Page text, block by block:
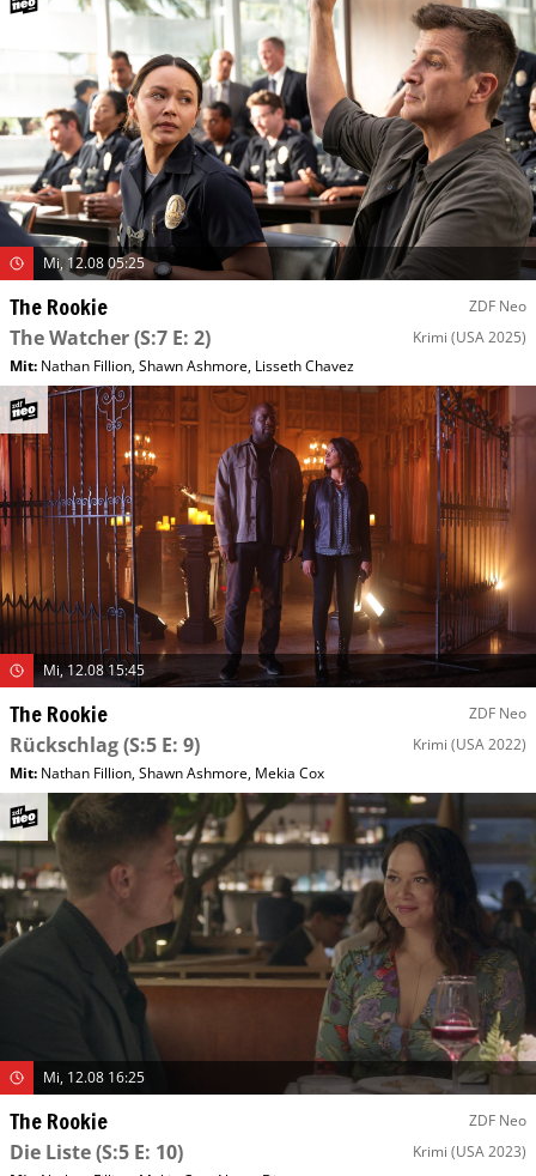
Mi, 12.08 05:25
The Rookie ZDF Neo
The Watcher(S:7 E: 2) Krimi (USA 2025)
Mit: Nathan Fillion,Shawn Ashmore, Lisseth Chavez
Mi, 12.08 15:45
The Rookie ZDF Neo
Rückschlag(S:5 E: 9) Krimi (USA 2022)
Mit: Nathan Fillion,Shawn Ashmore, Mekia Cox
Mi, 12.08 16:25
The Rookie ZDF Neo
Die Liste(S:5 E: 10) Krimi (USA 2023)